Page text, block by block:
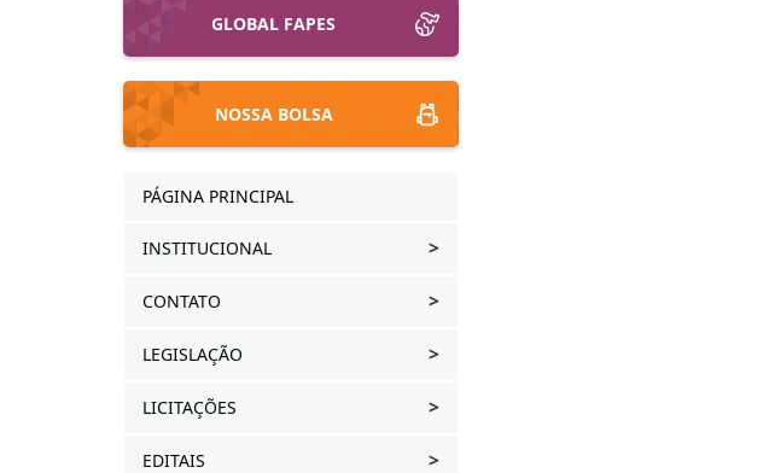
GLOBAL FAPES
NOSSA BOLSA
PÁGINA PRINCIPAL
INSTITUCIONAL
CONTATO
LEGISLAÇÃO
LICITAÇÕES
EDITAIS